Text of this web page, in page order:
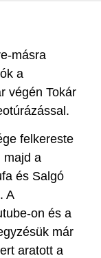
másra
a
végén Tokár
felkereste
majd a
és Salgó
A
on és a
már
aratott a